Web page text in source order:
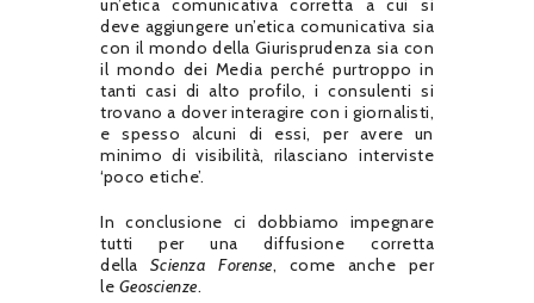
un’etica comunicativa corretta a cui si
deve aggiungere un’etica comunicativa sia
con il mondo della Giurisprudenza sia con
il mondo dei Media perché purtroppo in
tanti casi di alto profilo, i consulenti si
trovano a dover interagire con i giornalisti,
e spesso alcuni di essi, per avere un
minimo di visibilità, rilasciano interviste
‘poco etiche’.
In conclusione ci dobbiamo impegnare
tutti per una diffusione corretta
della Scienza Forense, come anche per
le Geoscienze.